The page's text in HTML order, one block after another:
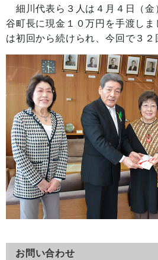
細川代表ら３人は４月４日（金
谷町長に現金１０万円を手渡し
は初回から続けられ、今回で３２
お問い合わせ